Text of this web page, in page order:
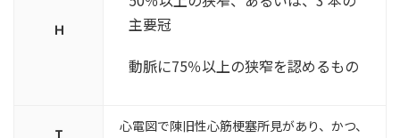
Ｈ
主要冠
動脈に75％以上の狭窄を認めるもの
心電図で陳旧性心筋梗塞所見があり、かつ、